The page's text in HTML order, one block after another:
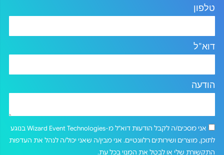
טלפון
דוא"ל
הודעה
אני מסכים/ה לקבל הודעות דוא"ל מ-Wizard Event Technologies בנוגע
לתוכן, מוצרים ושירותים רלוונטיים. אני מבין/ה שאני יכול/ה לנהל את העדפות
התקשורת שלי או לבטל את המנוי בכל עת.